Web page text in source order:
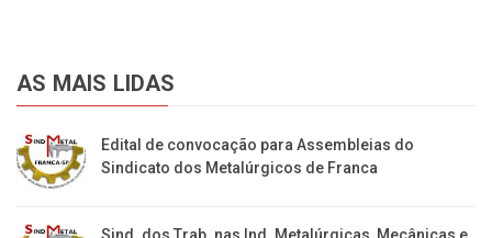
AS MAIS LIDAS
Edital de convocação para Assembleias do
Sindicato dos Metalúrgicos de Franca
Sind. dos Trab. nas Ind. Metalúrgicas, Mecânicas e